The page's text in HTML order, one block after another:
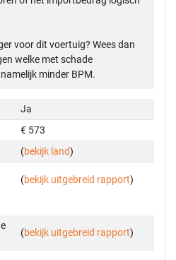
voor dit voertuig? Wees dan
welke met schade
minder BPM.
Ja
€ 573
(bekijk land)
(bekijk uitgebreid rapport)
(bekijk uitgebreid rapport)